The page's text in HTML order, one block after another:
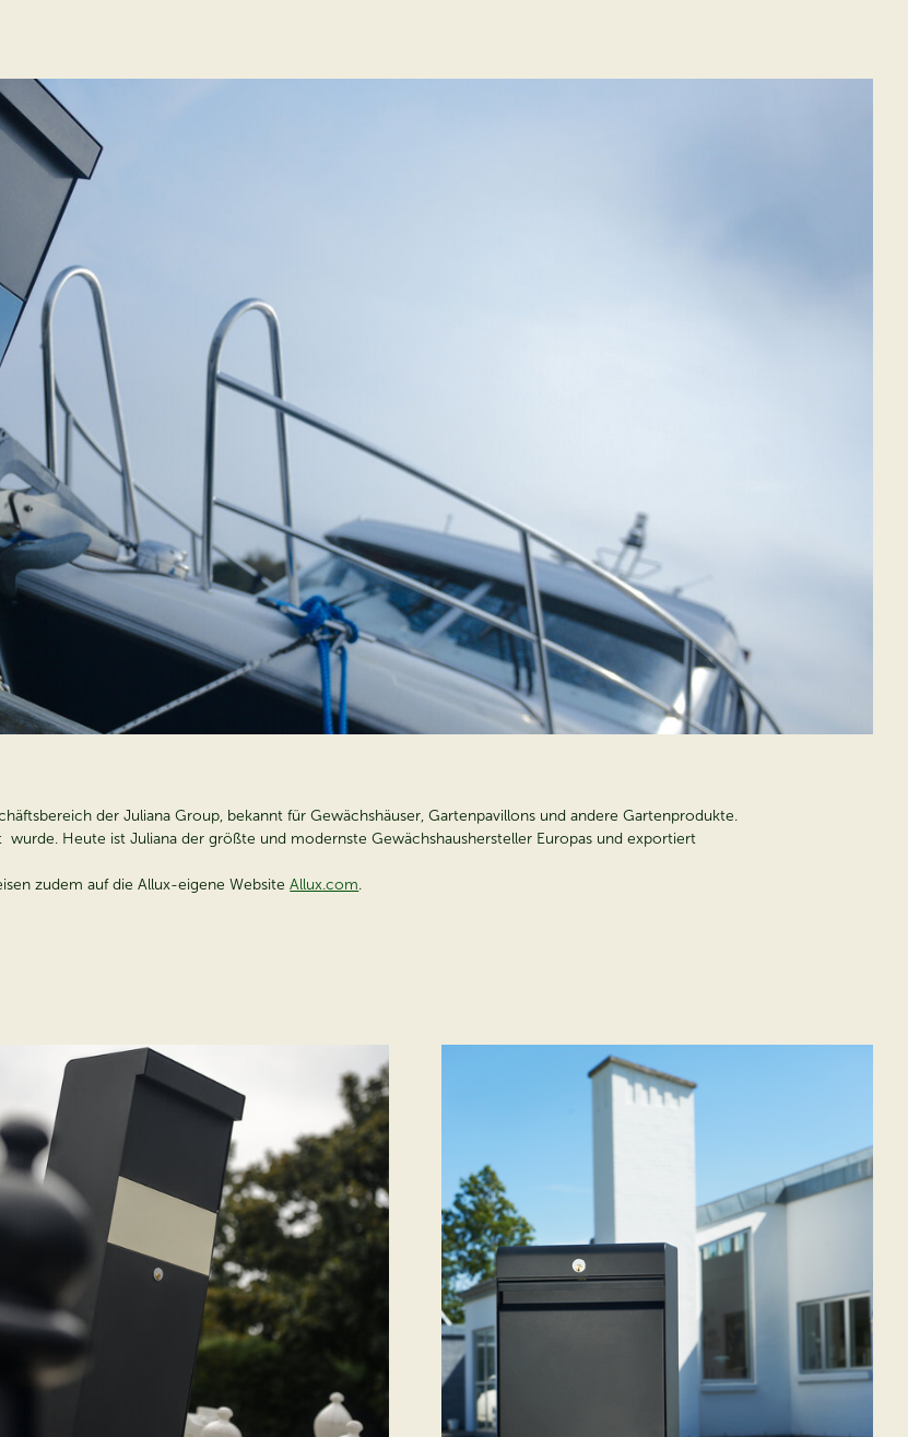
der Juliana Group, bekannt für Gewächshäuser, Gartenpavillons und andere Gartenprodukte.
wurde. Heute ist Juliana der größte und modernste Gewächshaushersteller Europas und exportiert
zudem auf die Allux-eigene WebsiteAllux.com.